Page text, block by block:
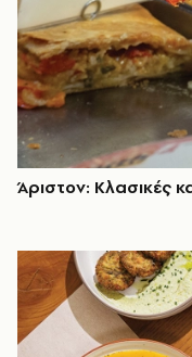
Άριστον: Κλασικές